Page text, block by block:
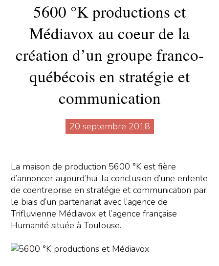
5600 °K productions et
Médiavox au coeur de la
création d’un groupe franco-
québécois en stratégie et
communication
20 septembre 2018
La maison de production 5600 °K est fière
d’annoncer aujourd’hui, la conclusion d’une entente
de coentreprise en stratégie et communication par
le biais d’un partenariat avec l’agence de
Trifluvienne Médiavox et l’agence française
Humanité située à Toulouse.